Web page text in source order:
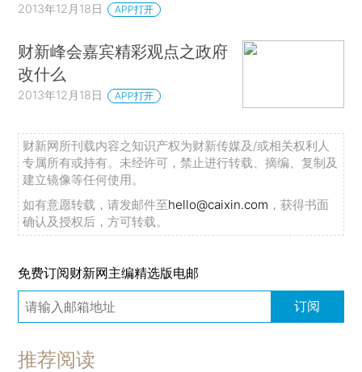
2013年12月18日 APP打开
财新峰会嘉宾精彩观点之政府
改什么
2013年12月18日 APP打开
财新网所刊载内容之知识产权为财新传媒及/或相关权利人
专属所有或持有。未经许可，禁止进行转载、摘编、复制及
建立镜像等任何使用。
如有意愿转载，请发邮件至hello@caixin.com ，获得书面
确认及授权后，方可转载。
免费订阅财新网主编精选版电邮
订阅
推荐阅读